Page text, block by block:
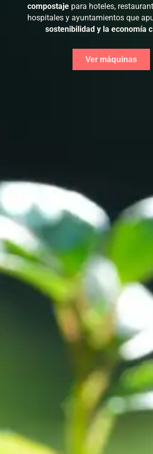
compostajepara hoteles,
hospitales y ayuntamientos que
sostenibilidad y la economía
Ver máquinas